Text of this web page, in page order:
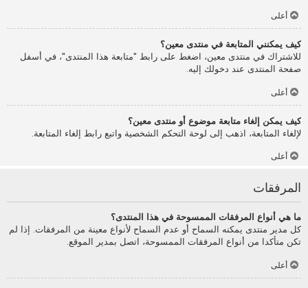
أعلى
كيف يمكنني المتابعة في منتدى معين؟
للاشتراك في منتدى معين، اضغط على رابط "متابعة هذا المنتدى"، في أسفل
صفحة المنتدى عند دخولك إليه.
أعلى
كيف يمكن إلغاء متابعة موضوع أو منتدى معين؟
لإلغاء المتابعة، اذهب إلى لوحة التحكم الشخصية واتبع رابط إلغاء المتابعة.
أعلى
المرفقات
ما هي أنواع المرفقات الممسوحة في هذا المنتدى؟
كل مدير منتدى يمكنه السماح أو عدم السماح لأنواع معينة من المرفقات. إذا لم
تكن متأكدا من أنواع المرفقات الممسوحة، اتصل بمدير الموقع.
أعلى